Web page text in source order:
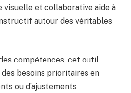
visuelle et collaborative aide à
autour des véritables
compétences, cet outil
besoins prioritaires en
ou d’ajustements